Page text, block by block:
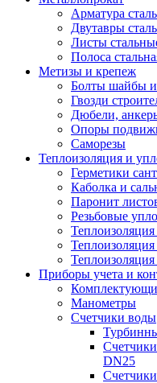
Арматура
Двутавры
Листы
Полоса
Метизы и крепеж
Болты шайбы и
Гвозди
Дюбели,
Опоры
Саморезы
Теплоизоляция и
Герметики
Каболка и
Паронит
Резьбовые
Приборы учета и
Манометры
Счетчики воды
DN25